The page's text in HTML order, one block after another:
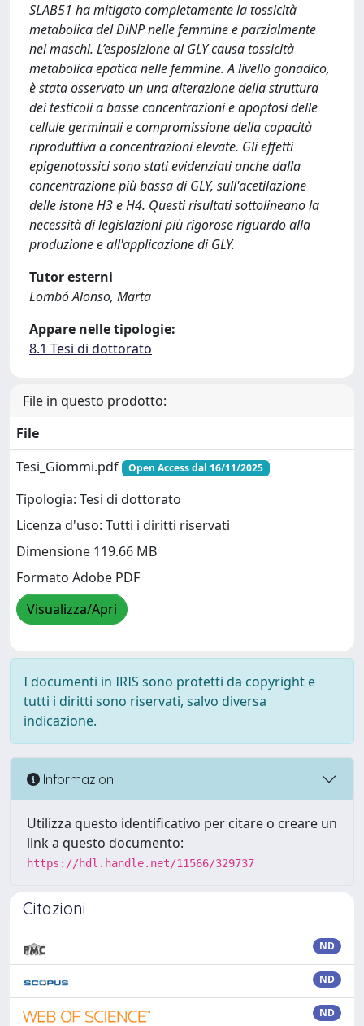
SLAB51 ha mitigato completamente la tossicità
metabolica del DiNP nelle femmine e parzialmente
nei maschi. L’esposizione al GLY causa tossicità
metabolica epatica nelle femmine. A livello gonadico,
è stata osservato un una alterazione della struttura
dei testicoli a basse concentrazioni e apoptosi delle
cellule germinali e compromissione della capacità
riproduttiva a concentrazioni elevate. Gli effetti
epigenotossici sono stati evidenziati anche dalla
concentrazione più bassa di GLY, sull'acetilazione
delle istone H3 e H4. Questi risultati sottolineano la
necessità di legislazioni più rigorose riguardo alla
produzione e all'applicazione di GLY.
Tutor esterni
Lombó Alonso, Marta
Appare nelle tipologie:
8.1 Tesi di dottorato
File in questo prodotto:
File
Tesi_Giommi.pdf
Open Access dal 16/11/2025
Tipologia: Tesi di dottorato
Licenza d'uso: Tutti i diritti riservati
Dimensione 119.66 MB
Formato Adobe PDF
Visualizza/Apri
I documenti in IRIS sono protetti da copyright e
tutti i diritti sono riservati, salvo diversa
indicazione.
Informazioni
Utilizza questo identificativo per citare o creare un
link a questo documento:
https://hdl.handle.net/11566/329737
Citazioni
ND
ND
ND